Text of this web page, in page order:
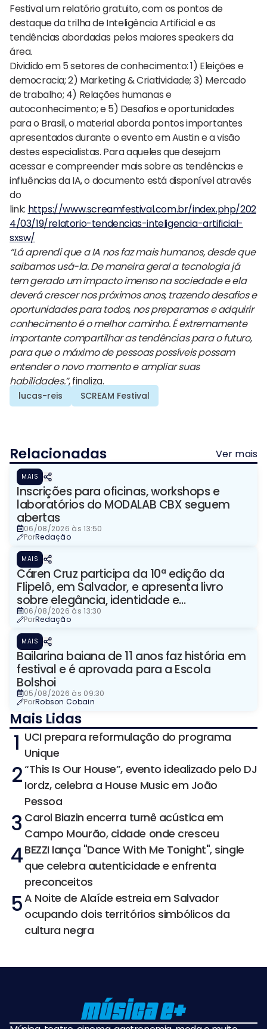
Festival um relatório gratuito, com os pontos de
destaque da trilha de Inteligência Artificial e as
tendências abordadas pelos maiores speakers da
área.
Dividido em 5 setores de conhecimento: 1) Eleições e
democracia; 2) Marketing & Criatividade; 3) Mercado
de trabalho; 4) Relações humanas e
autoconhecimento; e 5) Desafios e oportunidades
para o Brasil, o material aborda pontos importantes
apresentados durante o evento em Austin e a visão
destes especialistas. Para aqueles que desejam
acessar e compreender mais sobre as tendências e
influências da IA, o documento está disponível através
do
link: https://www.screamfestival.com.br/index.php/202
4/03/19/relatorio-tendencias-inteligencia-artificial-
sxsw/
“Lá aprendi que a IA nos faz mais humanos, desde que
saibamos usá-la. De maneira geral a tecnologia já
tem gerado um impacto imenso na sociedade e ela
deverá crescer nos próximos anos, trazendo desafios e
oportunidades para todos, nos preparamos e adquirir
conhecimento é o melhor caminho. É extremamente
importante compartilhar as tendências para o futuro,
para que o máximo de pessoas possíveis possam
entender o novo momento e ampliar suas
habilidades.”, finaliza.
lucas-reis SCREAM Festival
Relacionadas Ver mais
MAIS
Inscrições para oficinas, workshops e
laboratórios do MODALAB CBX seguem
abertas
06/08/2026 às 13:50
PorRedação
MAIS
Cáren Cruz participa da 10ª edição da
Flipelô, em Salvador, e apresenta livro
sobre elegância, identidade e
representação
06/08/2026 às 13:30
PorRedação
MAIS
Bailarina baiana de 11 anos faz história em
festival e é aprovada para a Escola
Bolshoi
05/08/2026 às 09:30
PorRobson Cobain
Mais Lidas
1 UCI prepara reformulação do programa
Unique
2“This Is Our House”, evento idealizado pelo DJ
Iordz, celebra a House Music em João
Pessoa
3 Carol Biazin encerra turnê acústica em
Campo Mourão, cidade onde cresceu
4BEZZI lança "Dance With Me Tonight", single
que celebra autenticidade e enfrenta
preconceitos
5A Noite de Alaíde estreia em Salvador
ocupando dois territórios simbólicos da
cultura negra